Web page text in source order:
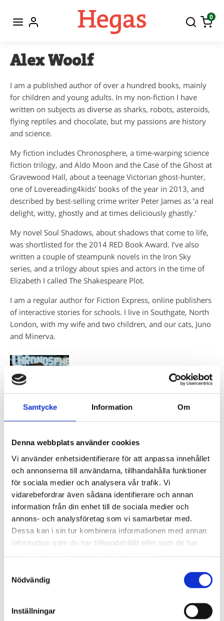
Samtycke Information Om
Denna webbplats använder cookies
Vi använder enhetsidentifierare för att anpassa innehållet
och annonserna till användarna, tillhandahålla funktioner
för sociala medier och analysera vår trafik. Vi
vidarebefordrar även sådana identifierare och annan
information från din enhet till de sociala medier och
annons- och analysföretag som vi samarbetar med.
Dessa kan i sin tur kombinera informationen med annan
information som du har tillhandahållit eller som de har
samlat in när du har använt deras tjänster.
Nödvändig
Inställningar
0
Alex Woolf
I am a published author of over a hundred books, mainly
for children and young adults. In my non-fiction I have
written on subjects as diverse as sharks, robots, asteroids,
flying reptiles and chocolate, but my passions are history
and science.
My fiction includes Chronosphere, a time-warping science
fiction trilogy, and Aldo Moon and the Case of the Ghost at
Gravewood Hall, about a teenage Victorian ghost-hunter,
one of Lovereading4kids’ books of the year in 2013, and
described by best-selling crime writer Peter James as ‘a real
delight, witty, ghostly and at times deliciously ghastly.’
My novel Soul Shadows, about shadows that come to life,
was shortlisted for the 2014 RED Book Award. I’ve also
written a couple of steampunk novels in the Iron Sky
series, and a trilogy about spies and actors in the time of
Elizabeth I called The Shakespeare Plot.
I am a regular author for Fiction Express, online publishers
of interactive stories for schools. I live in Southgate, North
London, with my wife and two children, and our cats, Juno
and Minerva.
Är du bibliotekarie eller pedagog? Här
köper du in!
Beroende på kommunens upphandlingsavtal köper du våra
böcker hos Adlibris, Bokus eller Läromedia. Spel och Flugo-
dockor? Dem köper du hos Läromedia.
Mejla oss!